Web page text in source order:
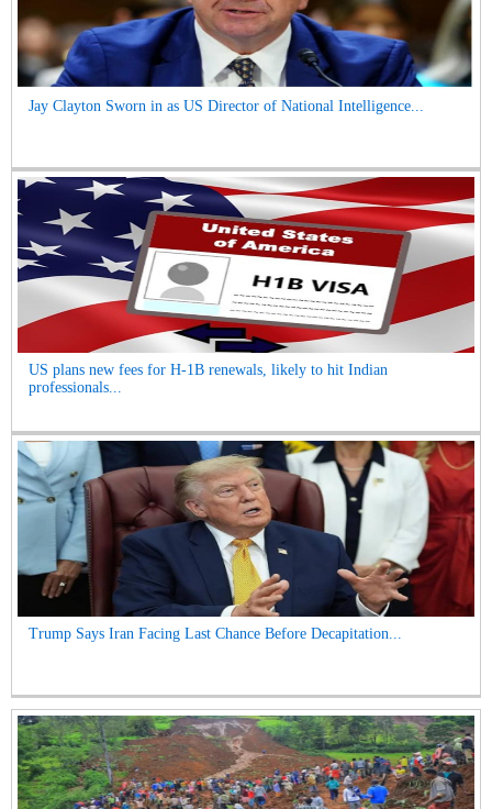
Jay Clayton Sworn in as US Director of National Intelligence...
US plans new fees for H-1B renewals, likely to hit Indian
professionals...
Trump Says Iran Facing Last Chance Before Decapitation...